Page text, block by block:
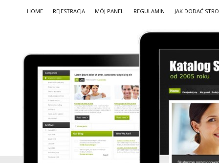
HOME REJESTRACJA MÓJ PANEL REGULAMIN JAK DODAĆ